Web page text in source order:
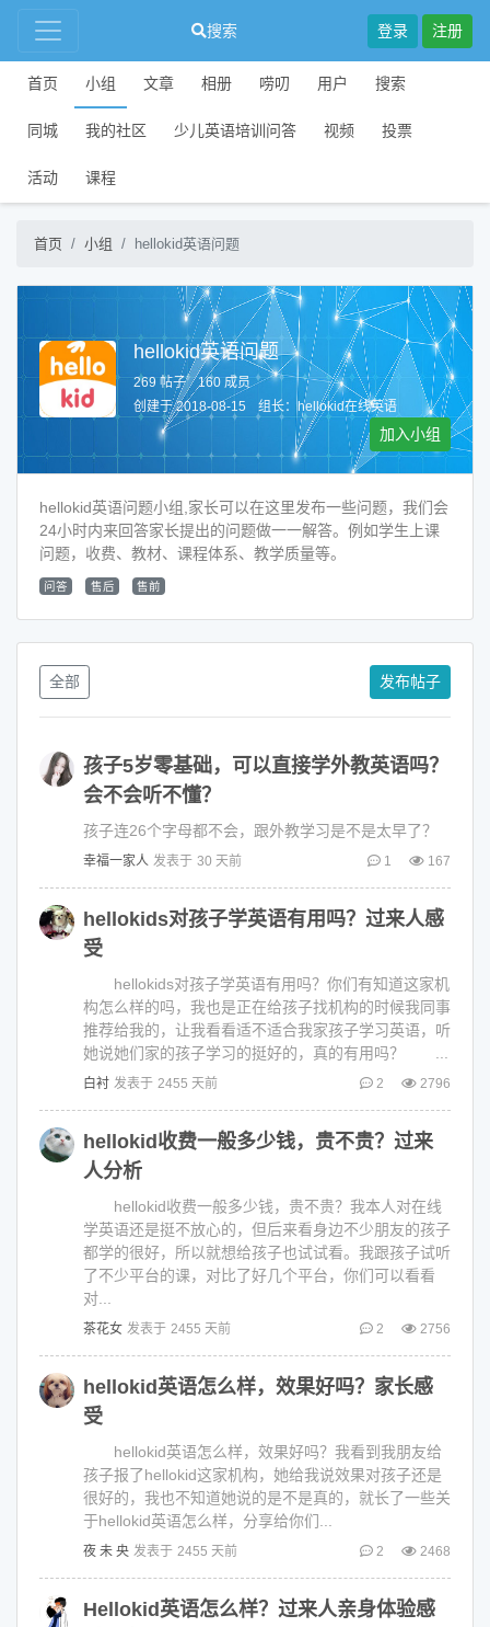
搜索 登录 注册
首页 小组 文章 相册 唠叨 用户 搜索
同城 我的社区 少儿英语培训问答 视频 投票
活动 课程
首页 小组 hellokid英语问题
hellokid英语问题
269 帖子
160 成员
创建于 2018-08-15
组长：hellokid在线英语
加入小组
hellokid英语问题小组,家长可以在这里发布一些问题，我们会
24小时内来回答家长提出的问题做一一解答。例如学生上课
问题，收费、教材、课程体系、教学质量等。
问答 售后 售前
发布帖子
全部
孩子5岁零基础，可以直接学外教英语吗？
会不会听不懂？
孩子连26个字母都不会，跟外教学习是不是太早了？
幸福一家人 发表于 30 天前 1 167
hellokids对孩子学英语有用吗？过来人感
受
hellokids对孩子学英语有用吗？你们有知道这家机
构怎么样的吗，我也是正在给孩子找机构的时候我同事
推荐给我的，让我看看适不适合我家孩子学习英语，听
她说她们家的孩子学习的挺好的，真的有用吗？ ...
白衬 发表于 2455 天前 2 2796
hellokid收费一般多少钱，贵不贵？过来
人分析
hellokid收费一般多少钱，贵不贵？我本人对在线
学英语还是挺不放心的，但后来看身边不少朋友的孩子
都学的很好，所以就想给孩子也试试看。我跟孩子试听
了不少平台的课，对比了好几个平台，你们可以看看
对...
茶花女 发表于 2455 天前 2 2756
hellokid英语怎么样，效果好吗？家长感
受
hellokid英语怎么样，效果好吗？我看到我朋友给
孩子报了hellokid这家机构，她给我说效果对孩子还是
很好的，我也不知道她说的是不是真的，就长了一些关
于hellokid英语怎么样，分享给你们...
夜 未 央 发表于 2455 天前 2 2468
Hellokid英语怎么样？过来人亲身体验感